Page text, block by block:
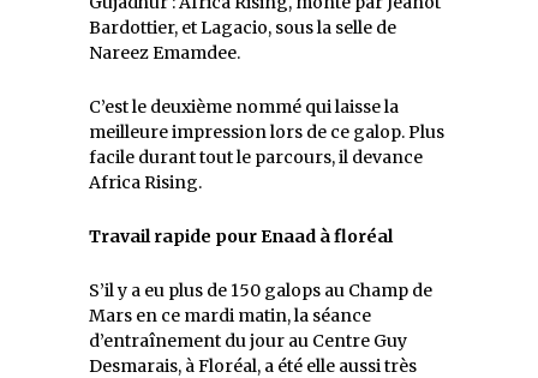
Bardottier, et Lagacio, sous la selle de
Nareez Emamdee.
C’est le deuxième nommé qui laisse la
meilleure impression lors de ce galop. Plus
facile durant tout le parcours, il devance
Africa Rising.
Travail rapide pour Enaad à floréal
S’il y a eu plus de 150 galops au Champ de
Mars en ce mardi matin, la séance
d’entraînement du jour au Centre Guy
Desmarais, à Floréal, a été elle aussi très